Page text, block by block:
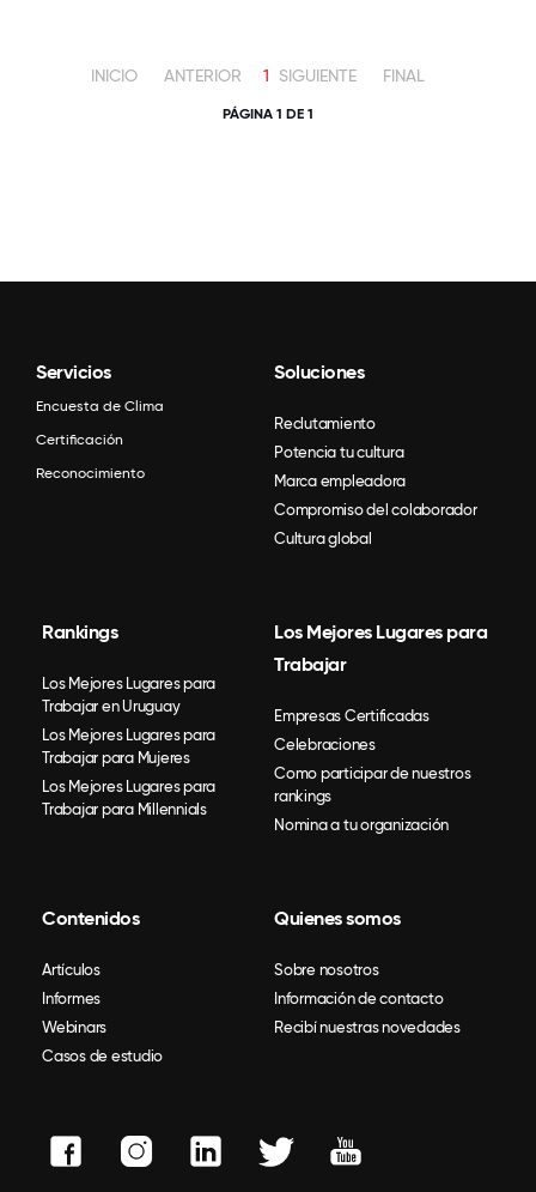
INICIO ANTERIOR 1 SIGUIENTE FINAL
PÁGINA 1 DE 1
Servicios
Encuesta de Clima
Certificación
Reconocimiento
Soluciones
Reclutamiento
Potencia tu cultura
Marca empleadora
Compromiso del colaborador
Cultura global
Rankings
Los Mejores Lugares para
Trabajar en Uruguay
Los Mejores Lugares para
Trabajar para Mujeres
Los Mejores Lugares para
Trabajar para Millennials
Los Mejores Lugares para
Trabajar
Empresas Certificadas
Celebraciones
Como participar de nuestros
rankings
Nomina a tu organización
Contenidos
Artículos
Informes
Webinars
Casos de estudio
Quienes somos
Sobre nosotros
Información de contacto
Recibí nuestras novedades